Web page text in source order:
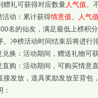
赠礼可获得对应数量人气值。
活动：累计获得情意值 人气值
名的仙友，满足最低上榜积
。冲榜活动时间结束后将进行
兑换：活动期间，赠送礼物可
直购：活动期间，可购买情意
接发放，道具奖励发放至背包